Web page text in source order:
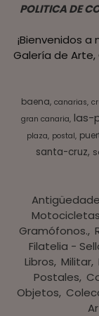
POLITICA DE
¡Bienvenidos
Galería de
baena canarias
gran canaria las-
plaza postal
santa-cruz
Motocicletas
Gramófonos.
Filatelia -
Libros Militar
Postales
Objetos